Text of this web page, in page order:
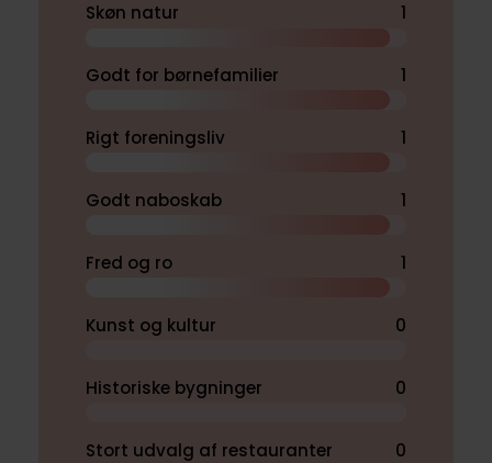
Skøn natur 1
Godt for børnefamilier 1
Rigt foreningsliv 1
Godt naboskab 1
Fred og ro 1
Kunst og kultur 0
Historiske bygninger 0
Stort udvalg af restauranter 0